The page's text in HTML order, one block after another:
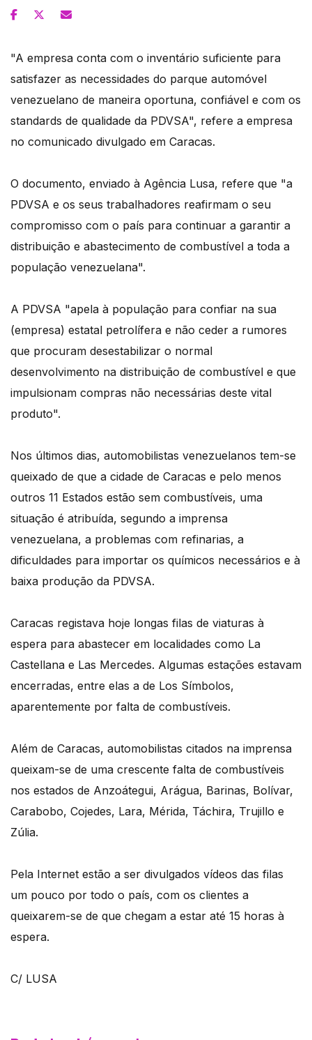
"A empresa conta com o inventário suficiente para
satisfazer as necessidades do parque automóvel
venezuelano de maneira oportuna, confiável e com os
standards de qualidade da PDVSA", refere a empresa
no comunicado divulgado em Caracas.
O documento, enviado à Agência Lusa, refere que "a
PDVSA e os seus trabalhadores reafirmam o seu
compromisso com o país para continuar a garantir a
distribuição e abastecimento de combustível a toda a
população venezuelana".
A PDVSA "apela à população para confiar na sua
(empresa) estatal petrolífera e não ceder a rumores
que procuram desestabilizar o normal
desenvolvimento na distribuição de combustível e que
impulsionam compras não necessárias deste vital
produto".
Nos últimos dias, automobilistas venezuelanos tem-se
queixado de que a cidade de Caracas e pelo menos
outros 11 Estados estão sem combustíveis, uma
situação é atribuída, segundo a imprensa
venezuelana, a problemas com refinarias, a
dificuldades para importar os químicos necessários e à
baixa produção da PDVSA.
Caracas registava hoje longas filas de viaturas à
espera para abastecer em localidades como La
Castellana e Las Mercedes. Algumas estações estavam
encerradas, entre elas a de Los Símbolos,
aparentemente por falta de combustíveis.
Além de Caracas, automobilistas citados na imprensa
queixam-se de uma crescente falta de combustíveis
nos estados de Anzoátegui, Arágua, Barinas, Bolívar,
Carabobo, Cojedes, Lara, Mérida, Táchira, Trujillo e
Zúlia.
Pela Internet estão a ser divulgados vídeos das filas
um pouco por todo o país, com os clientes a
queixarem-se de que chegam a estar até 15 horas à
espera.
C/ LUSA